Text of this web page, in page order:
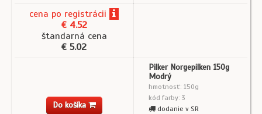
cena po registrácii
€ 4.52
štandarná cena
€ 5.02
Do košíka
Pilker Norgepilken 150g
Modrý
hmotnosť: 150g
kód farby: 3
dodanie v SR